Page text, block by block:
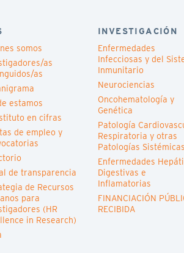
somos
as
as
estamos
en cifras
de empleo y
de transparencia
de Recursos
para
(HR
in Research)
INVESTIGACIÓN
Enfermedades
Infecciosas y del
Inmunitario
Neurociencias
Oncohematología y
Genética
Patología
Respiratoria y otras
Patologías Sistémicas
Enfermedades
Digestivas e
Inflamatorias
FINANCIACIÓN
RECIBIDA